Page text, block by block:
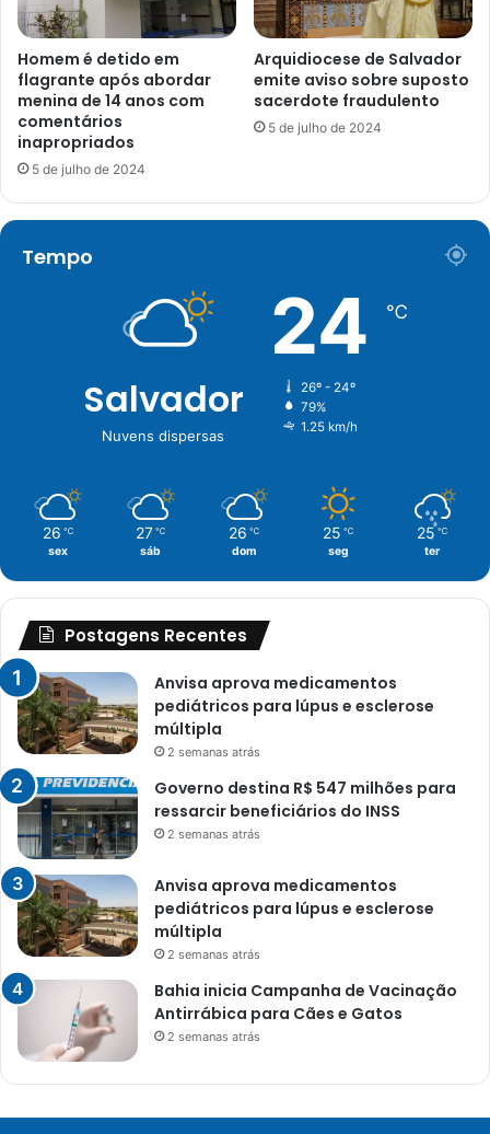
Homem é detido em
flagrante após abordar
menina de 14 anos com
comentários
inapropriados
5 de julho de 2024
Arquidiocese de Salvador
emite aviso sobre suposto
sacerdote fraudulento
5 de julho de 2024
Tempo
Salvador
Nuvens dispersas
24 ℃
26º - 24º
79%
1.25 km/h
26 ℃
sex
27 ℃
sáb
26 ℃
dom
25 ℃
seg
25 ℃
ter
Postagens Recentes
Anvisa aprova medicamentos
pediátricos para lúpus e esclerose
múltipla
2 semanas atrás
Governo destina R$ 547 milhões para
ressarcir beneficiários do INSS
2 semanas atrás
Anvisa aprova medicamentos
pediátricos para lúpus e esclerose
múltipla
2 semanas atrás
Bahia inicia Campanha de Vacinação
Antirrábica para Cães e Gatos
2 semanas atrás